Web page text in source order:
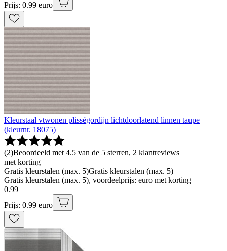
Prijs: 0.99 euro
Kleurstaal vtwonen plisségordijn lichtdoorlatend linnen taupe
(kleurnr. 18075)
(2)Beoordeeld met 4.5 van de 5 sterren, 2 klantreviews
met korting
Gratis kleurstalen (max. 5)Gratis kleurstalen (max. 5)
Gratis kleurstalen (max. 5), voordeelprijs: euro met korting
0.99
Prijs: 0.99 euro